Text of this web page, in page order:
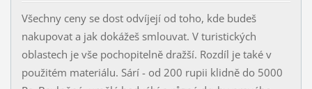
Všechny ceny se dost odvíjejí od toho, kde budeš
nakupovat a jak dokážeš smlouvat. V turistických
oblastech je vše pochopitelně dražší. Rozdíl je také v
použitém materiálu. Sárí - od 200 rupii klidně do 5000